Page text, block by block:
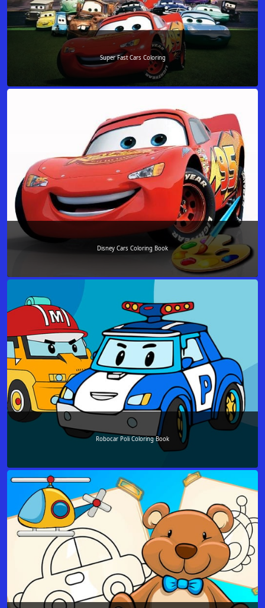
Super Fast Cars Coloring
Disney Cars Coloring Book
Robocar Poli Coloring Book